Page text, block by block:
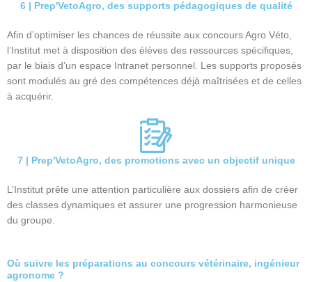
6 | Prep'VetoAgro, des supports pédagogiques de qualité
Afin d’optimiser les chances de réussite aux concours Agro Véto,
l’Institut met à disposition des élèves des ressources spécifiques,
par le biais d’un espace Intranet personnel. Les supports proposés
sont modulés au gré des compétences déjà maîtrisées et de celles
à acquérir.
7 | Prep'VetoAgro, des promotions avec un objectif unique
L’Institut prête une attention particulière aux dossiers afin de créer
des classes dynamiques et assurer une progression harmonieuse
du groupe.
Où suivre les préparations au concours vétérinaire, ingénieur
agronome ?